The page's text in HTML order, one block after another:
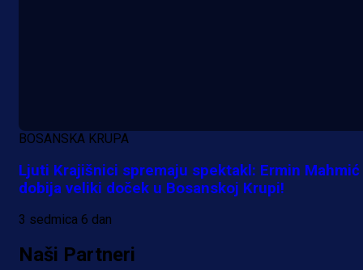
BOSANSKA KRUPA
Ljuti Krajišnici spremaju spektakl: Ermin Mahmić
dobija veliki doček u Bosanskoj Krupi!
3 sedmica 6 dan
Naši Partneri